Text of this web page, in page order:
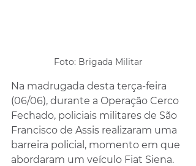
Foto: Brigada Militar
Na madrugada desta terça-feira
(06/06), durante a Operação Cerco
Fechado, policiais militares de São
Francisco de Assis realizaram uma
barreira policial, momento em que
abordaram um veículo Fiat Siena.